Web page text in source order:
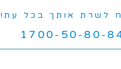
לשרת אותך בכל עת!
1700-50-80-